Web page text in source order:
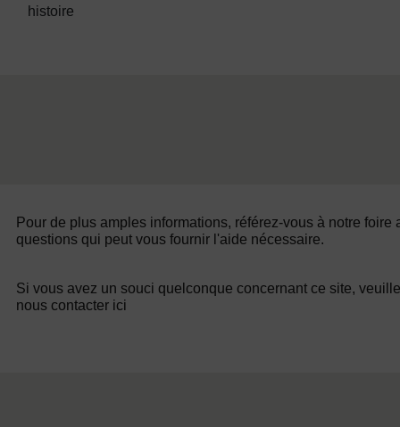
histoire
Pour de plus amples informations, référez-vous à notre foire
questions qui peut vous fournir l'aide nécessaire.
Si vous avez un souci quelconque concernant ce site,
nous contacter ici